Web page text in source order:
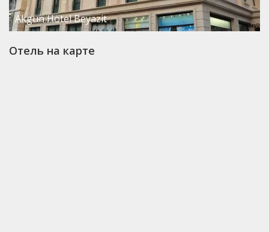
Akgun Hotel Beyazit
Отель на карте